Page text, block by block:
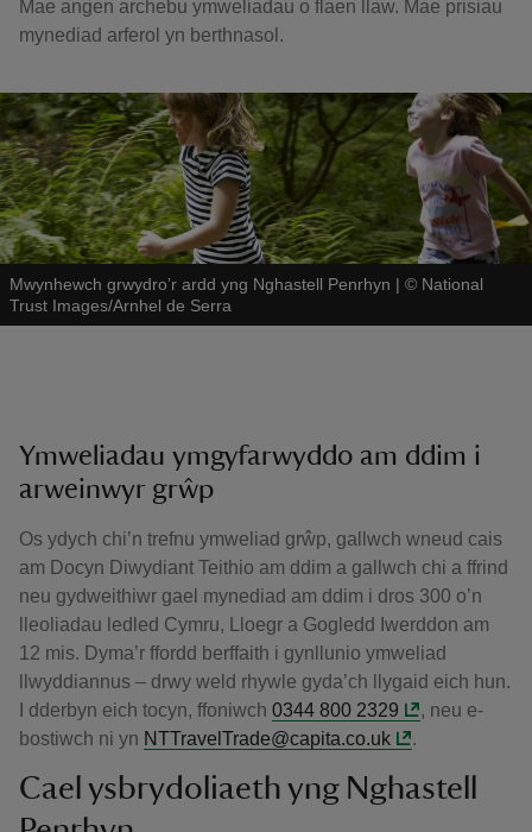
Mae angen archebu ymweliadau o flaen llaw. Mae prisiau
mynediad arferol yn berthnasol.
Mwynhewch grwydro’r ardd yng Nghastell Penrhyn | © National
Trust Images/Arnhel de Serra
Ymweliadau ymgyfarwyddo am ddim i
arweinwyr grŵp
Os ydych chi’n trefnu ymweliad grŵp, gallwch wneud cais
am Docyn Diwydiant Teithio am ddim a gallwch chi a ffrind
neu gydweithiwr gael mynediad am ddim i dros 300 o’n
lleoliadau ledled Cymru, Lloegr a Gogledd Iwerddon am
12 mis. Dyma’r ffordd berffaith i gynllunio ymweliad
llwyddiannus – drwy weld rhywle gyda’ch llygaid eich hun.
I dderbyn eich tocyn, ffoniwch 0344 800 2329
, neu e-
bostiwch ni yn NTTravelTrade@capita.co.uk .
Cael ysbrydoliaeth yng Nghastell